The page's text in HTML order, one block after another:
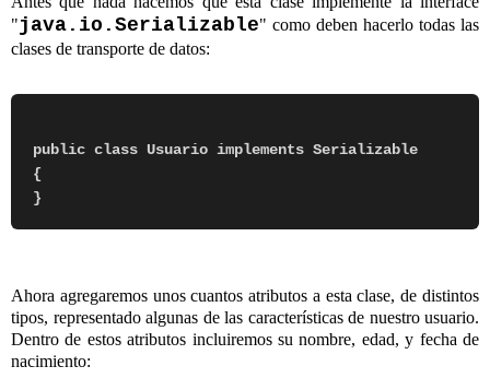
"java.io.Serializable" como deben hacerlo todas las
clases de transporte de datos:
public class Usuario implements Serializable
{
Ahora agregaremos unos cuantos atributos a esta clase, de distintos
tipos, representado algunas de las características de nuestro usuario.
Dentro de estos atributos incluiremos su nombre, edad, y fecha de
nacimiento: